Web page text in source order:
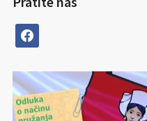
facebook